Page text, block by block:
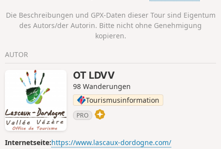
Die Beschreibungen und GPX-Daten dieser Tour sind Eigentum
des Autors/der Autorin. Bitte nicht ohne Genehmigung
kopieren.
AUTOR
OT LDVV
98 Wanderungen
Tourismusinformation
PRO
Internetseite:https://www.lascaux-dordogne.com/